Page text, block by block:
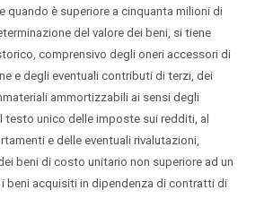
quando è superiore a cinquanta milioni di
del valore dei beni, si tiene
comprensivo degli oneri accessori di
e degli eventuali contributi di terzi, dei
ammortizzabili ai sensi degli
testo unico delle imposte sui redditi, al
e delle eventuali rivalutazioni,
beni di costo unitario non superiore ad un
i beni acquisiti in dipendenza di contratti di